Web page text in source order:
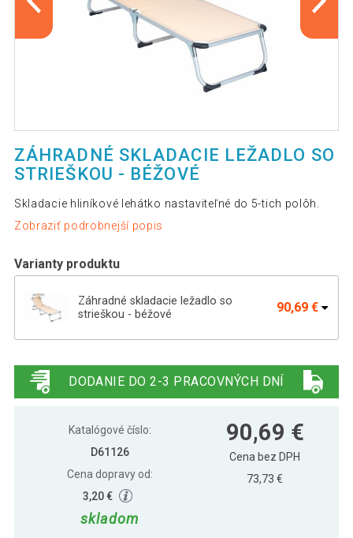
ZÁHRADNÉ SKLADACIE LEŽADLO SO
STRIEŠKOU - BÉŽOVÉ
Skladacie hliníkové lehátko nastaviteľné do 5-tich polôh.
Zobraziť podrobnejší popis
Varianty produktu
Záhradné skladacie ležadlo so
strieškou - béžové
90,69 €
antracit, 187x57x30 cm
- čierne
97,29 €
DODANIE DO 2-3 PRACOVNÝCH DNÍ
Katalógové číslo:
D61126
Cena dopravy od:
3,20 €
skladom
90,69 €
Cena bez DPH
73,73 €